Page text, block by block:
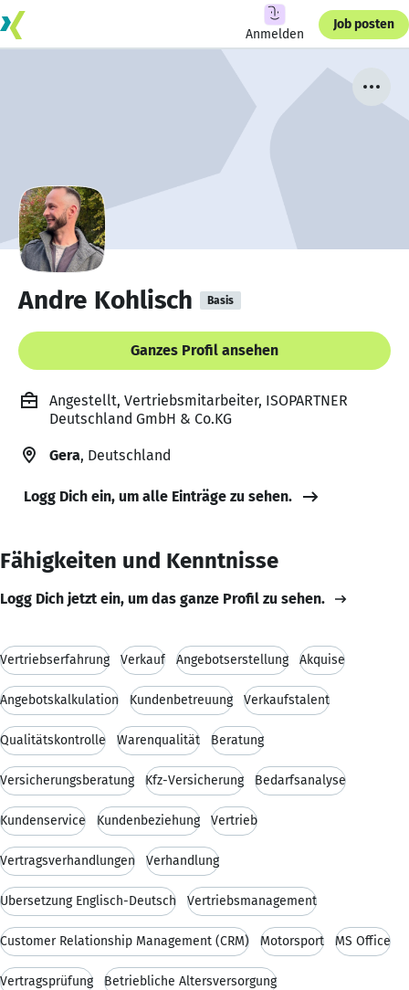
Anmelden
Job posten
Andre Kohlisch Basis
Ganzes Profil ansehen
Angestellt, Vertriebsmitarbeiter, ISOPARTNER
Deutschland GmbH & Co.KG
Gera, Deutschland
Logg Dich ein, um alle Einträge zu sehen.
Fähigkeiten und Kenntnisse
Logg Dich jetzt ein, um das ganze Profil zu sehen.
Vertriebserfahrung Verkauf Angebotserstellung Akquise
Angebotskalkulation Kundenbetreuung Verkaufstalent
Qualitätskontrolle Warenqualität Beratung
Versicherungsberatung Kfz-Versicherung Bedarfsanalyse
Kundenservice Kundenbeziehung Vertrieb
Vertragsverhandlungen Verhandlung
Übersetzung Englisch-Deutsch Vertriebsmanagement
Customer Relationship Management (CRM) Motorsport MS Office
Vertragsprüfung Betriebliche Altersversorgung